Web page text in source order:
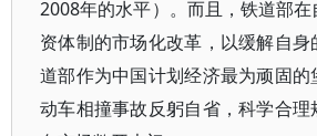
2008年的水平）。而且，铁道部
资体制的市场化改革，以缓解自
道部作为中国计划经济最为顽固
动车相撞事故反躬自省，科学合